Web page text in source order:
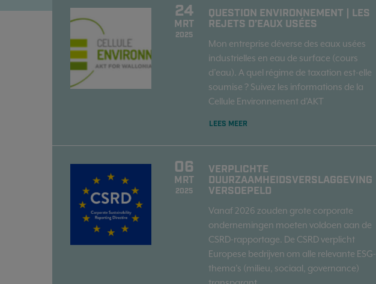
24
MRT
2025
QUESTION ENVIRONNEMENT | LES
REJETS D’EAUX USÉES
Mon entreprise déverse des eaux usées
industrielles en eau de surface (cours
d’eau). A quel régime de taxation est-elle
soumise ? Suivez les informations de la
Cellule Environnement d’AKT
LEES MEER
06
MRT
2025
VERPLICHTE
DUURZAAMHEIDSVERSLAGGEVING
VERSOEPELD
Vanaf 2026 zouden grote corporate
ondernemingen moeten voldoen aan de
CSRD-rapportage. De CSRD verplicht
Europese bedrijven om alle relevante ESG-
thema's (milieu, sociaal, governance)